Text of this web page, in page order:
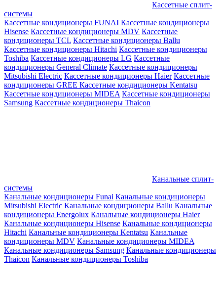
Кассетные сплит-
системы
Кассетные кондиционеры FUNAI Кассетные кондиционеры
Hisense Кассетные кондиционеры MDV Кассетные
кондиционеры TCL Кассетные кондиционеры Ballu
Кассетные кондиционеры Hitachi Кассетные кондиционеры
Toshiba Кассетные кондиционеры LG Кассетные
кондиционеры General Climate Кассетные кондиционеры
Mitsubishi Electric Кассетные кондиционеры Haier Кассетные
кондиционеры GREE Кассетные кондиционеры Kentatsu
Кассетные кондиционеры MIDEA Кассетные кондиционеры
Samsung Кассетные кондиционеры Thaicon
Канальные сплит-
системы
Канальные кондиционеры Funai Канальные кондиционеры
Mitsubishi Electric Канальные кондиционеры Ballu Канальные
кондиционеры Energolux Канальные кондиционеры Haier
Канальные кондиционеры Hisense Канальные кондиционеры
Hitachi Канальные кондиционеры Kentatsu Канальные
кондиционеры MDV Канальные кондиционеры MIDEA
Канальные кондиционеры Samsung Канальные кондиционеры
Thaicon Канальные кондиционеры Toshiba